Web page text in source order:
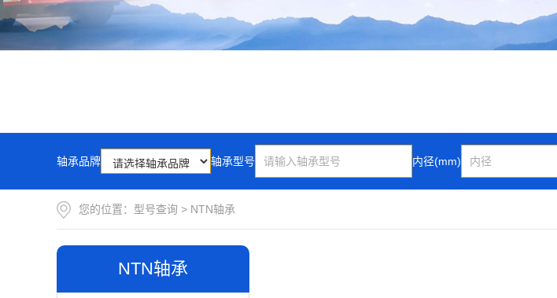
轴承品牌 轴承型号 内径(mm)
您的位置： 型号查询 > NTN轴承
NTN轴承